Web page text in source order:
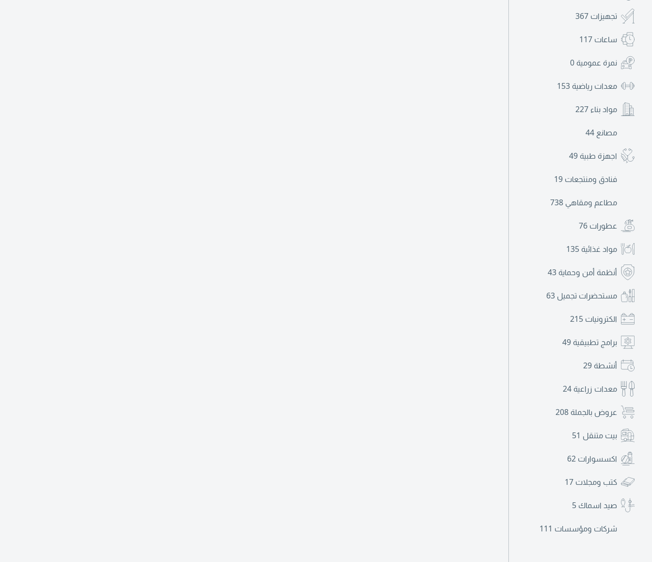
تجهيزات 367
ساعات 117
نمرة عمومية 0
معدات رياضية 153
مواد بناء 227
مصانع 44
اجهزة طبية 49
فنادق ومنتجعات 19
مطاعم ومقاهي 738
عطورات 76
مواد غذائية 135
أنظمة أمن وحماية 43
مستحضرات تجميل 63
الكترونيات 215
برامج تطبيقية 49
أنشطة 29
معدات زراعية 24
عروض بالجملة 208
بيت متنقل 51
اكسسوارات 62
كتب ومجلات 17
صيد اسماك 5
شركات ومؤسسات 111